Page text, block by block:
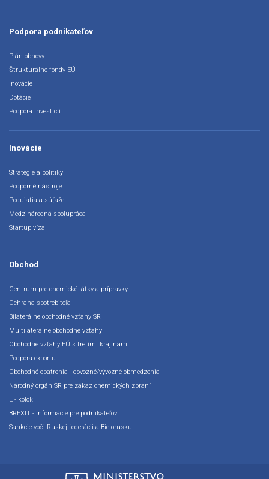
Podpora podnikateľov
Plán obnovy
Štrukturálne fondy EÚ
Inovácie
Dotácie
Podpora investícií
Inovácie
Stratégie a politiky
Podporné nástroje
Podujatia a súťaže
Medzinárodná spolupráca
Startup víza
Obchod
Centrum pre chemické látky a prípravky
Ochrana spotrebiteľa
Bilaterálne obchodné vzťahy SR
Multilaterálne obchodné vzťahy
Obchodné vzťahy EÚ s tretími krajinami
Podpora exportu
Obchodné opatrenia - dovozné/vývozné obmedzenia
Národný orgán SR pre zákaz chemických zbraní
E - kolok
BREXIT - informácie pre podnikateľov
Sankcie voči Ruskej federácii a Bielorusku